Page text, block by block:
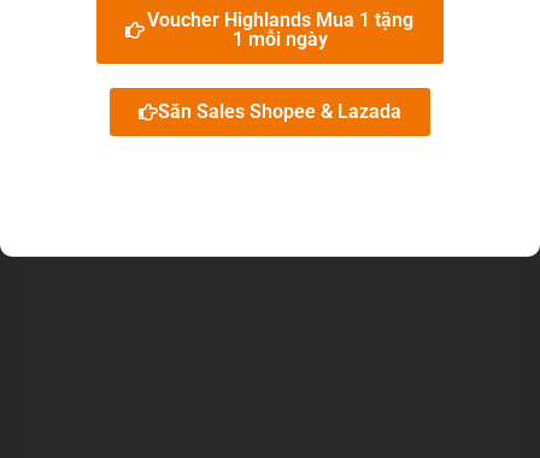
triệu, đặt mua số lượng lớn về ăn dần.
4.5/5 - (10 bình chọn)
Voucher Highlands Mua 1 tặng
1 mỗi ngày
Săn Sales Shopee & Lazada